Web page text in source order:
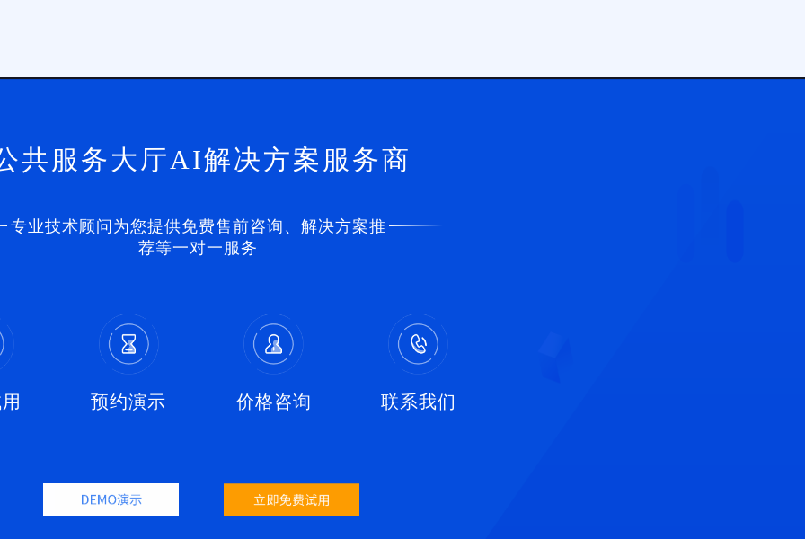
共服务大厅AI解决方案服务商
专业技术顾问为您提供免费售前咨询、解决方案推
荐等一对一服务
预约演示 价格咨询 联系我们